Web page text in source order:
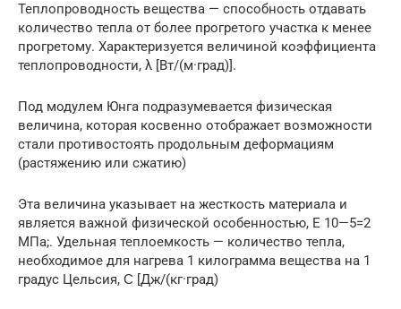
Теплопроводность вещества — способность отдавать
количество тепла от более прогретого участка к менее
прогретому. Характеризуется величиной коэффициента
теплопроводности, λ [Вт/(м·град)].
Под модулем Юнга подразумевается физическая
величина, которая косвенно отображает возможности
стали противостоять продольным деформациям
(растяжению или сжатию)
Эта величина указывает на жесткость материала и
является важной физической особенностью, E 10—5=2
МПа;. Удельная теплоемкость — количество тепла,
необходимое для нагрева 1 килограмма вещества на 1
градус Цельсия, Ϲ [Дж/(кг·град)